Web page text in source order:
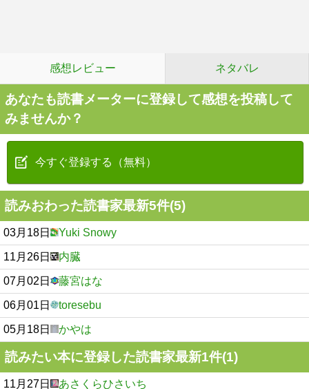
感想レビュー ネタバレ
あなたも読書メーターに登録して感想を投稿して
みませんか？
今すぐ登録する（無料）
読みおわった読書家最新5件(5)
03月18日 Yuki Snowy
11月26日 内臓
07月02日 藤宮はな
06月01日 toresebu
05月18日 かやは
読みたい本に登録した読書家最新1件(1)
11月27日 あさくらひさいち